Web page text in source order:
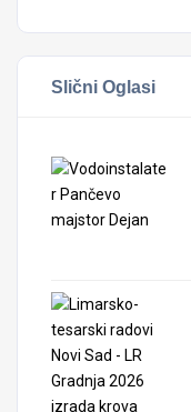
Slični Oglasi